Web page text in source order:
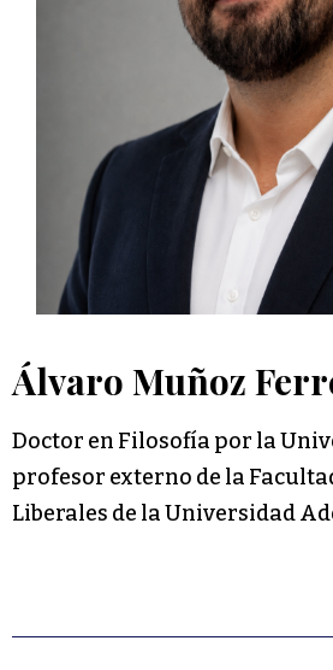
Álvaro Muñoz
Doctor en Filosofía por la
profesor externo de la
Liberales de la Universidad